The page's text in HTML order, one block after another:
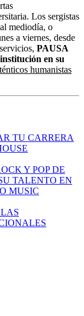
Los sergistas
mediodía, o
a viernes, desde
PAUSA
en su
humanistas
TU CARRERA
Y POP DE
TALENTO EN
MUSIC